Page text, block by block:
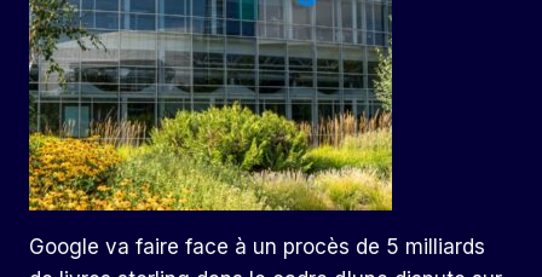
Google va faire face à un procès de 5 milliards